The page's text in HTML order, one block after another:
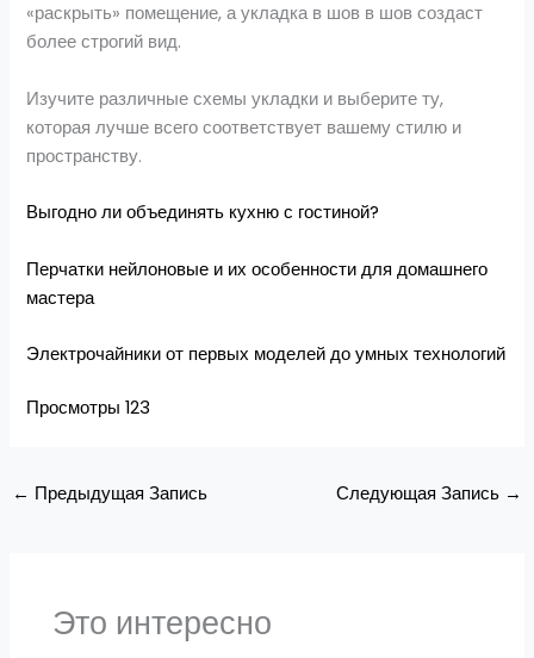
«раскрыть» помещение, а укладка в шов в шов создаст
более строгий вид.
Изучите различные схемы укладки и выберите ту,
которая лучше всего соответствует вашему стилю и
пространству.
Выгодно ли объединять кухню с гостиной?
Перчатки нейлоновые и их особенности для домашнего
мастера
Электрочайники от первых моделей до умных технологий
Просмотры 123
← Предыдущая Запись Следующая Запись →
Это интересно